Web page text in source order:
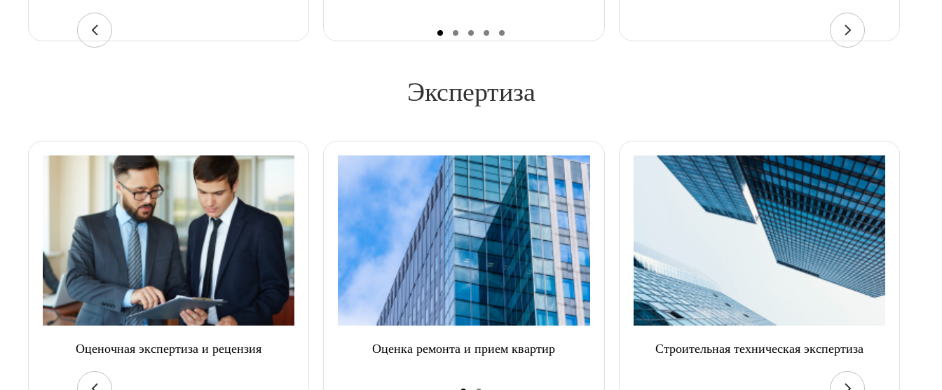
Экспертиза
Оценочная экспертиза и рецензия Оценка ремонта и прием квартир Строительная техническая экспертиза